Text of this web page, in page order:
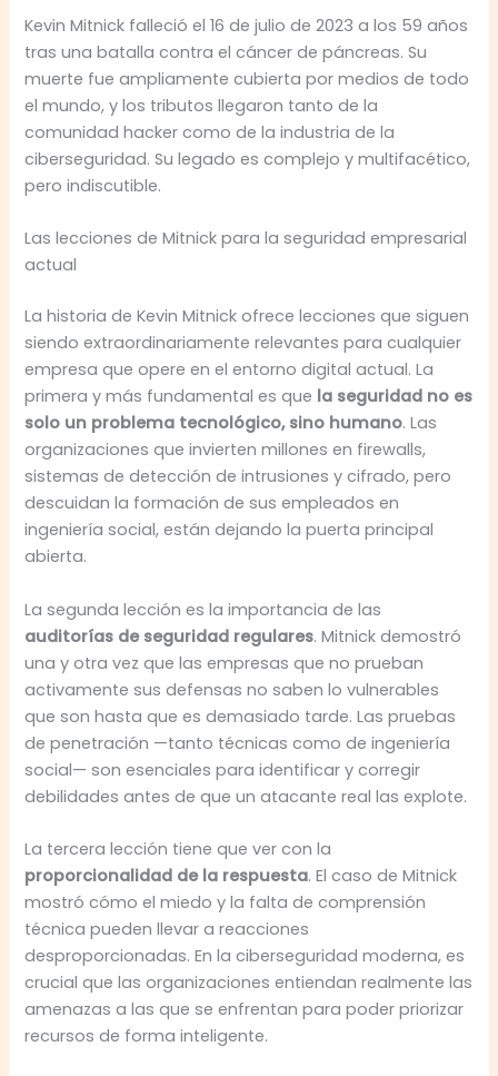
Kevin Mitnick falleció el 16 de julio de 2023 a los 59 años
tras una batalla contra el cáncer de páncreas. Su
muerte fue ampliamente cubierta por medios de todo
el mundo, y los tributos llegaron tanto de la
comunidad hacker como de la industria de la
ciberseguridad. Su legado es complejo y multifacético,
pero indiscutible.
Las lecciones de Mitnick para la seguridad empresarial
actual
La historia de Kevin Mitnick ofrece lecciones que siguen
siendo extraordinariamente relevantes para cualquier
empresa que opere en el entorno digital actual. La
primera y más fundamental es que la seguridad no es
solo un problema tecnológico, sino humano. Las
organizaciones que invierten millones en firewalls,
sistemas de detección de intrusiones y cifrado, pero
descuidan la formación de sus empleados en
ingeniería social, están dejando la puerta principal
abierta.
La segunda lección es la importancia de las
auditorías de seguridad regulares. Mitnick demostró
una y otra vez que las empresas que no prueban
activamente sus defensas no saben lo vulnerables
que son hasta que es demasiado tarde. Las pruebas
de penetración —tanto técnicas como de ingeniería
social— son esenciales para identificar y corregir
debilidades antes de que un atacante real las explote.
La tercera lección tiene que ver con la
proporcionalidad de la respuesta. El caso de Mitnick
mostró cómo el miedo y la falta de comprensión
técnica pueden llevar a reacciones
desproporcionadas. En la ciberseguridad moderna, es
crucial que las organizaciones entiendan realmente las
amenazas a las que se enfrentan para poder priorizar
recursos de forma inteligente.